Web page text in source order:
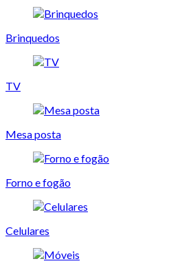
Brinquedos
TV
Mesa posta
Forno e fogão
Celulares